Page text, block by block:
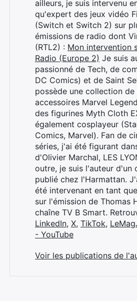
ailleurs, je suis intervenu
qu'expert des jeux vidéo
(Switch et Switch 2) sur
émissions de radio dont
(RTL2) : Mon intervention
Radio (Europe 2) Je suis
passionné de Tech, de
DC Comics) et de Saint
possède une collection de
accessoires Marvel
des figurines Myth Cloth
également cosplayeur
Comics, Marvel). Fan de
séries, j'ai été figurant
d'Olivier Marchal, LES
outre, je suis l'auteur d'un
publié chez l'Harmattan.
été intervenant en tant
sur l'émission de Thomas
chaîne TV B Smart.
LinkedIn, X, TikTok,
- YouTube
Voir les publications de
Rechercher
: